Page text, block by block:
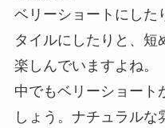
ベリーショートにした
タイルにしたりと、短
楽しんでいますよね。
中でもベリーショート
しょう。ナチュラル